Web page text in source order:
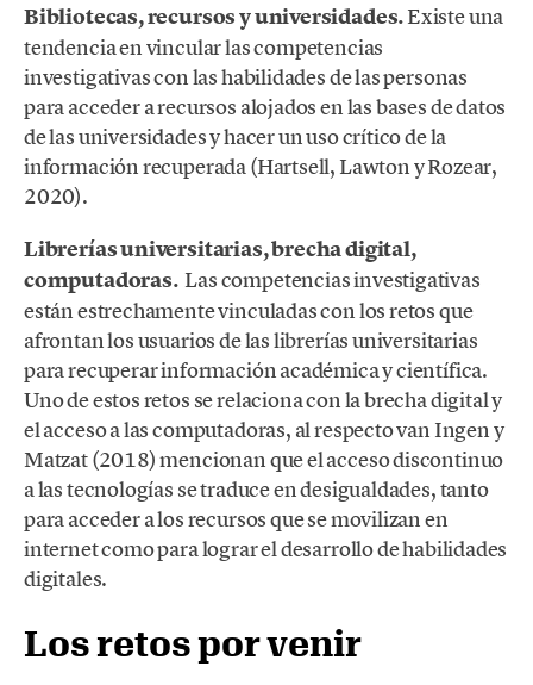
Bibliotecas, recursos y universidades.Existe una
tendencia en vincular las competencias
investigativas con las habilidades de las personas
para acceder a recursos alojados en las bases de datos
de las universidades y hacer un uso crítico de la
información recuperada (Hartsell, Lawton y Rozear,
2020).
Librerías universitarias, brecha digital,
computadoras. Las competencias investigativas
están estrechamente vinculadas con los retos que
afrontan los usuarios de las librerías universitarias
para recuperar información académica y científica.
Uno de estos retos se relaciona con la brecha digital y
el acceso a las computadoras, al respecto van Ingen y
Matzat (2018) mencionan que el acceso discontinuo
a las tecnologías se traduce en desigualdades, tanto
para acceder a los recursos que se movilizan en
internet como para lograr el desarrollo de habilidades
digitales.
Los retos por venir